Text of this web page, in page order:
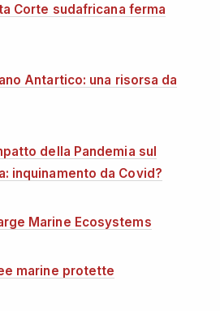
Corte sudafricana ferma
Antartico: una risorsa da
della Pandemia sul
inquinamento da Covid?
Marine Ecosystems
marine protette